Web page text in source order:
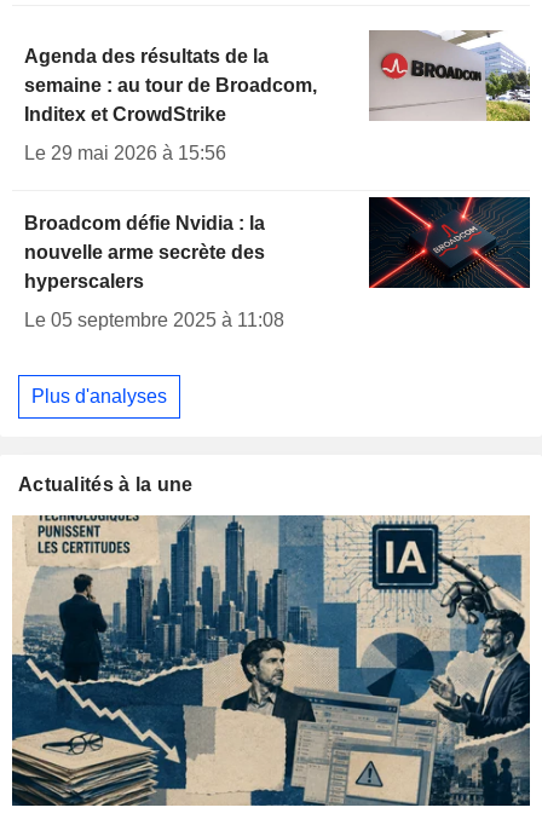
Agenda des résultats de la
semaine : au tour de Broadcom,
Inditex et CrowdStrike
Le 29 mai 2026 à 15:56
Broadcom défie Nvidia : la
nouvelle arme secrète des
hyperscalers
Le 05 septembre 2025 à 11:08
Plus d'analyses
Actualités à la une